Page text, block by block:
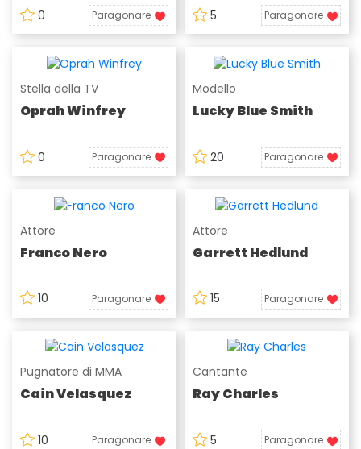
0 Paragonare 5 Paragonare
Stella della TV
Oprah Winfrey
0 Paragonare
Modello
Lucky Blue Smith
20 Paragonare
Attore
Franco Nero
10 Paragonare
Attore
Garrett Hedlund
15 Paragonare
Pugnatore di MMA
Cain Velasquez
10 Paragonare
Cantante
Ray Charles
5 Paragonare